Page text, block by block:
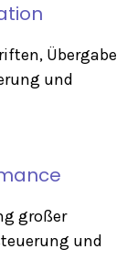
Übergabe
und
großer
und